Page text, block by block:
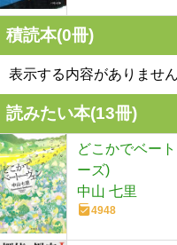
積読本(0冊)
表示する内容がありません
読みたい本(13冊)
どこかでベー
ーズ)
中山 七里
4948